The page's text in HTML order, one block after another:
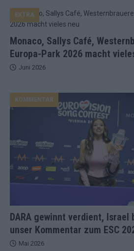
Monaco, Sallys Café,
Europa-Park 2026 macht
EXTRA
Juni 2026
DARA gewinnt verdient, Israel
unser Kommentar zum ESC
KOMMENTAR
Mai 2026